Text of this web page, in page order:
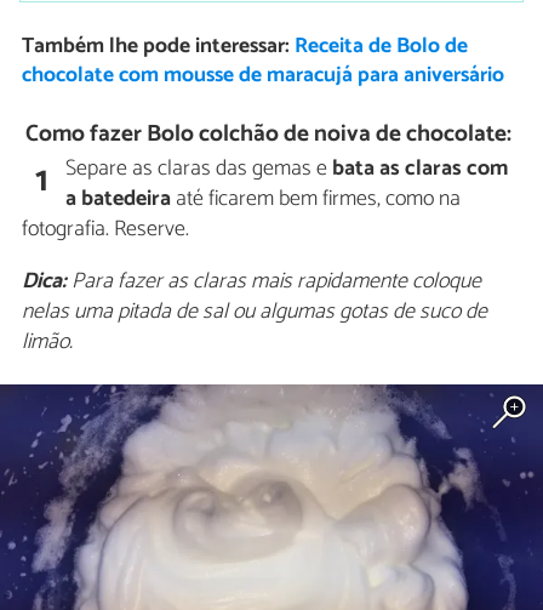
Também lhe pode interessar: Receita de Bolo de
chocolate com mousse de maracujá para aniversário
Como fazer Bolo colchão de noiva de chocolate:
1 Separe as claras das gemas ebata as claras com
a batedeiraaté ficarem bem firmes, como na
fotografia. Reserve.
Dica:Para fazer as claras mais rapidamente coloque
nelas uma pitada de sal ou algumas gotas de suco de
limão.